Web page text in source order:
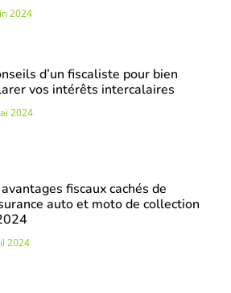
2024
d’un fiscaliste pour bien
vos intérêts intercalaires
2024
fiscaux cachés de
auto et moto de collection
2024